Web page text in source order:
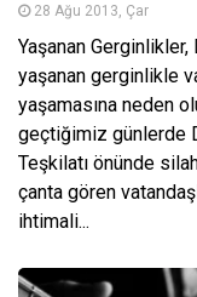
28 Ağu 2013, Çar
Yaşanan
yaşanan gerginlikle
yaşamasına neden
geçtiğimiz günlerde
Teşkilatı önünde
çanta gören
ihtimali...